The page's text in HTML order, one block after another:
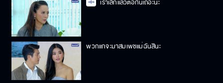
เราเลิกแล้วต่อกันเถอะนะ
พวกแกจะมาสมเพชแม่ฉันสินะ